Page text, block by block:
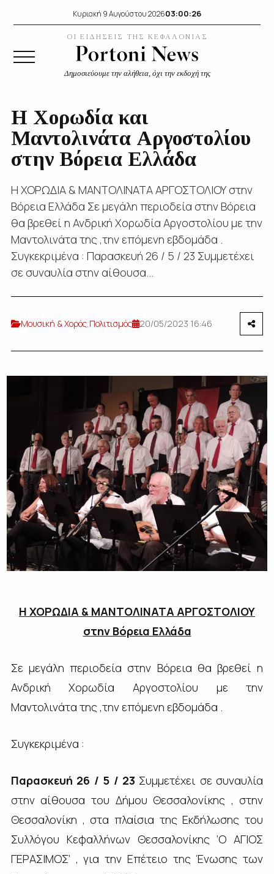
Κυριακή 9 Αυγούστου 202603:00:27
ΟΙ ΕΙΔΗΣΕΙΣ ΤΗΣ ΚΕΦΑΛΟΝΙΑΣ
Δημοσιεύουμε την αλήθεια, όχι την εκδοχή της
Η Χορωδία και
Μαντολινάτα Αργοστολίου
στην Βόρεια Ελλάδα
Η ΧΟΡΩΔΙΑ & ΜΑΝΤΟΛΙΝΑΤΑ ΑΡΓΟΣΤΟΛΙΟΥ στην
Βόρεια Ελλάδα Σε μεγάλη περιοδεία στην Βόρεια
θα βρεθεί η Ανδρική Χορωδία Αργοστολίου με την
Μαντολινάτα της ,την επόμενη εβδομάδα .
Συγκεκριμένα : Παρασκευή 26 / 5 / 23 Συμμετέχει
σε συναυλία στην αίθουσα...
Μουσική & Χορός,Πολιτισμός 20/05/2023 16:46
Η ΧΟΡΩΔΙΑ & ΜΑΝΤΟΛΙΝΑΤΑ ΑΡΓΟΣΤΟΛΙΟΥ
στην Βόρεια Ελλάδα
Σε μεγάλη περιοδεία στην Βόρεια θα βρεθεί η
Ανδρική Χορωδία Αργοστολίου με την
Μαντολινάτα της ,την επόμενη εβδομάδα .
Συγκεκριμένα :
Παρασκευή 26 / 5 / 23 Συμμετέχει σε συναυλία
στην αίθουσα του Δήμου Θεσσαλονίκης , στην
Θεσσαλονίκη , στα πλαίσια της Εκδήλωσης του
Συλλόγου Κεφαλλήνων Θεσσαλονίκης ‘Ο ΑΓΙΟΣ
ΓΕΡΑΣΙΜΟΣ’ , για την Επέτειο της Ένωσης των